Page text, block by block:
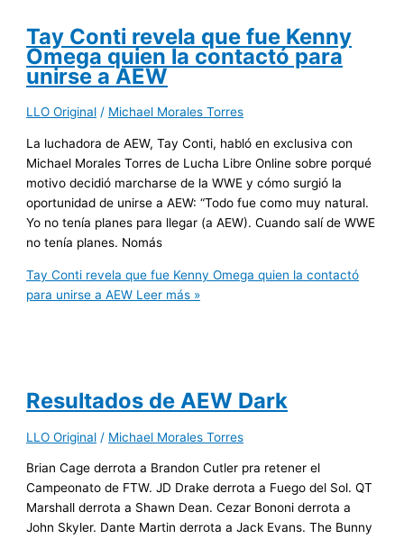
Tay Conti revela que fue Kenny
Omega quien la contactó para
unirse a AEW
LLO Original / Michael Morales Torres
La luchadora de AEW, Tay Conti, habló en exclusiva con
Michael Morales Torres de Lucha Libre Online sobre porqué
motivo decidió marcharse de la WWE y cómo surgió la
oportunidad de unirse a AEW: “Todo fue como muy natural.
Yo no tenía planes para llegar (a AEW). Cuando salí de WWE
no tenía planes. Nomás
Tay Conti revela que fue Kenny Omega quien la contactó
para unirse a AEW Leer más »
Resultados de AEW Dark
LLO Original / Michael Morales Torres
Brian Cage derrota a Brandon Cutler pra retener el
Campeonato de FTW. JD Drake derrota a Fuego del Sol. QT
Marshall derrota a Shawn Dean. Cezar Bononi derrota a
John Skyler. Dante Martin derrota a Jack Evans. The Bunny